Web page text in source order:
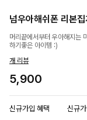
넘우아해쉬폰 리본집
머리끝에서부터 우아해지는
하기좋은 아이템 :)
개 리뷰
5,900
신규가입 혜택 신규